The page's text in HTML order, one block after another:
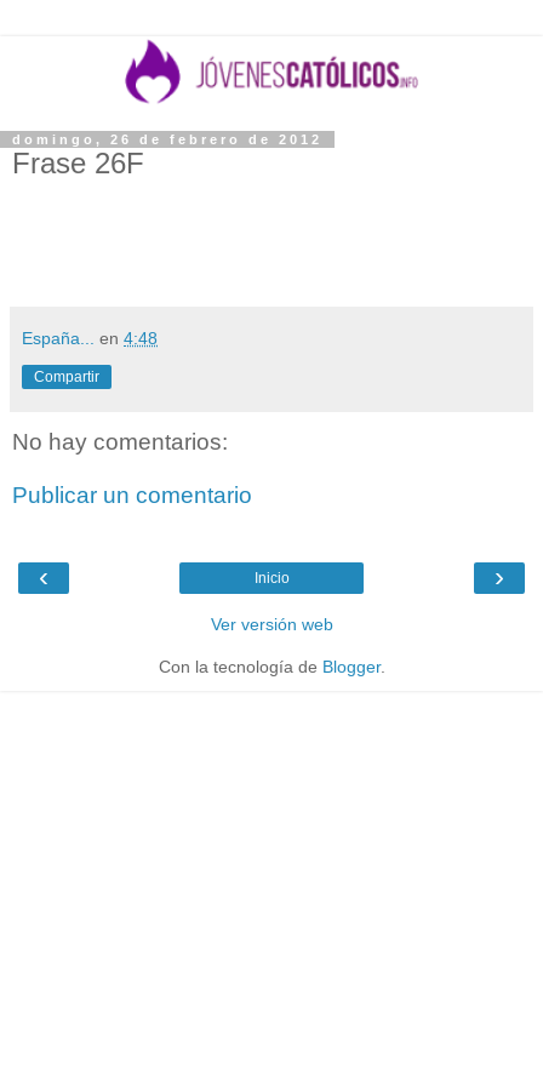
domingo, 26 de febrero de 2012
Frase 26F
España... en 4:48
Compartir
No hay comentarios:
Publicar un comentario
‹ ›
Inicio
Ver versión web
Con la tecnología de Blogger.